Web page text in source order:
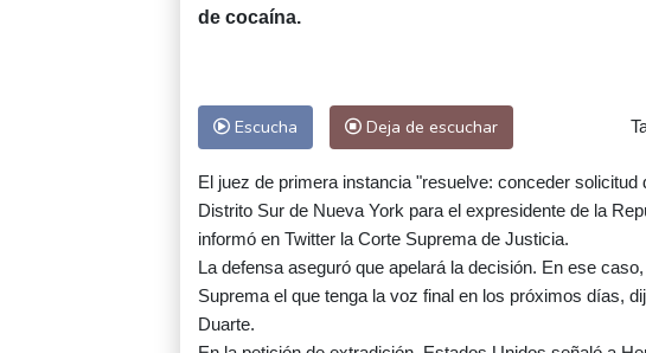
de cocaína.
Escucha Deja de escuchar
El juez de primera instancia "resuelve: conceder
Distrito Sur de Nueva York para el expresidente de la
informó en Twitter la Corte Suprema de Justicia.
La defensa aseguró que apelará la decisión. En ese
Suprema el que tenga la voz final en los próximos días,
Duarte.